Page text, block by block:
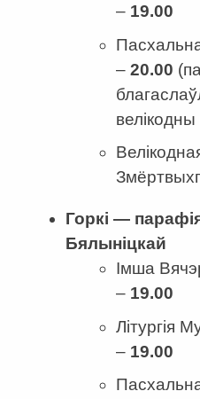
– 19.00
–20.00
велікодны
Горкі —
Бялыніцкай
Імша
– 19.00
Літургія
– 19.00